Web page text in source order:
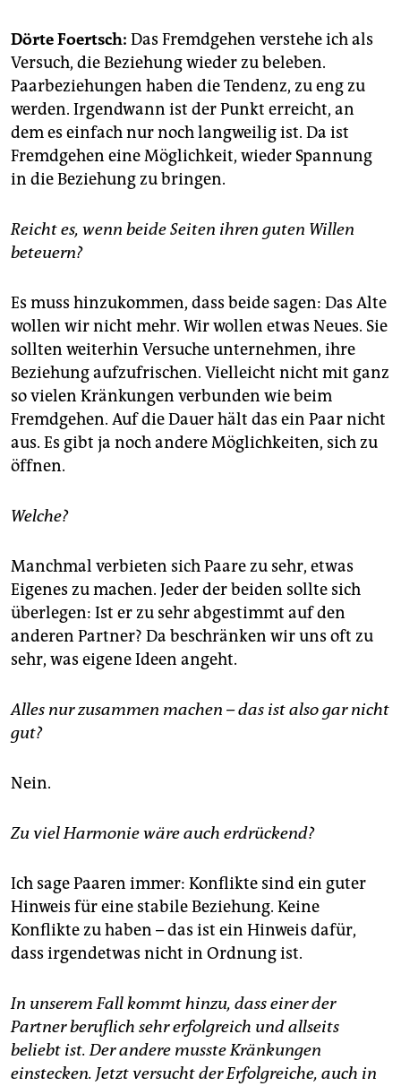
veranstaltungen
shop
fragen & hilfe
unterstützen
abo
epaper login
Dörte Foertsch: Das Fremdgehen verstehe ich als
Versuch, die Beziehung wieder zu beleben.
Paarbeziehungen haben die Tendenz, zu eng zu
werden. Irgendwann ist der Punkt erreicht, an
dem es einfach nur noch langweilig ist. Da ist
Fremdgehen eine Möglichkeit, wieder Spannung
in die Beziehung zu bringen.
Reicht es, wenn beide Seiten ihren guten Willen
beteuern?
Es muss hinzukommen, dass beide sagen: Das Alte
wollen wir nicht mehr. Wir wollen etwas Neues. Sie
sollten weiterhin Versuche unternehmen, ihre
Beziehung aufzufrischen. Vielleicht nicht mit ganz
so vielen Kränkungen verbunden wie beim
Fremdgehen. Auf die Dauer hält das ein Paar nicht
aus. Es gibt ja noch andere Möglichkeiten, sich zu
öffnen.
Welche?
Manchmal verbieten sich Paare zu sehr, etwas
Eigenes zu machen. Jeder der beiden sollte sich
überlegen: Ist er zu sehr abgestimmt auf den
anderen Partner? Da beschränken wir uns oft zu
sehr, was eigene Ideen angeht.
Alles nur zusammen machen – das ist also gar nicht
gut?
Nein.
Zu viel Harmonie wäre auch erdrückend?
Ich sage Paaren immer: Konflikte sind ein guter
Hinweis für eine stabile Beziehung. Keine
Konflikte zu haben – das ist ein Hinweis dafür,
dass irgendetwas nicht in Ordnung ist.
In unserem Fall kommt hinzu, dass einer der
Partner beruflich sehr erfolgreich und allseits
beliebt ist. Der andere musste Kränkungen
einstecken. Jetzt versucht der Erfolgreiche, auch in